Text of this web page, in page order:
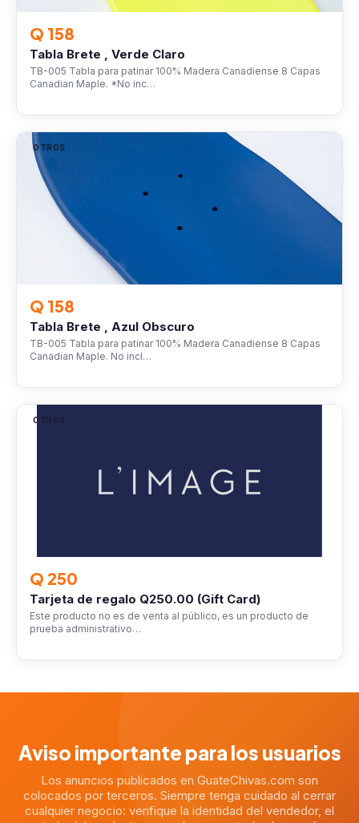
Q 158
Tabla Brete , Verde Claro
TB-005 Tabla para patinar 100% Madera Canadiense 8 Capas
Canadian Maple. *No inc…
OTROS
Q 158
Tabla Brete , Azul Obscuro
TB-005 Tabla para patinar 100% Madera Canadiense 8 Capas
Canadian Maple. No incl…
OTROS
Q 250
Tarjeta de regalo Q250.00 (Gift Card)
Este producto no es de venta al público, es un producto de
prueba administrativo…
Aviso importante para los usuarios
Los anuncios publicados en GuateChivas.com son
colocados por terceros. Siempre tenga cuidado al cerrar
cualquier negocio: verifique la identidad del vendedor, el